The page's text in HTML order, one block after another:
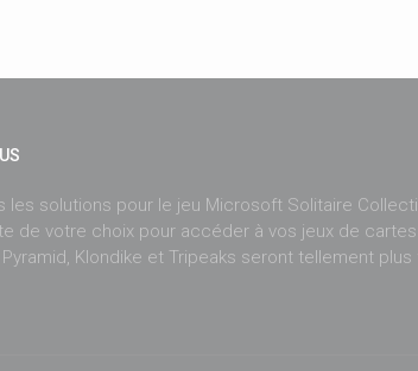
les solutions pour le jeu Microsoft Solitaire
de votre choix pour accéder à vos jeux de
Klondike et Tripeaks seront tellement plus